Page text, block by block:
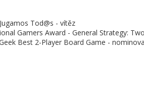
Tod@s - vítěz
Gamers Award - General Strategy:
Best 2-Player Board Game -